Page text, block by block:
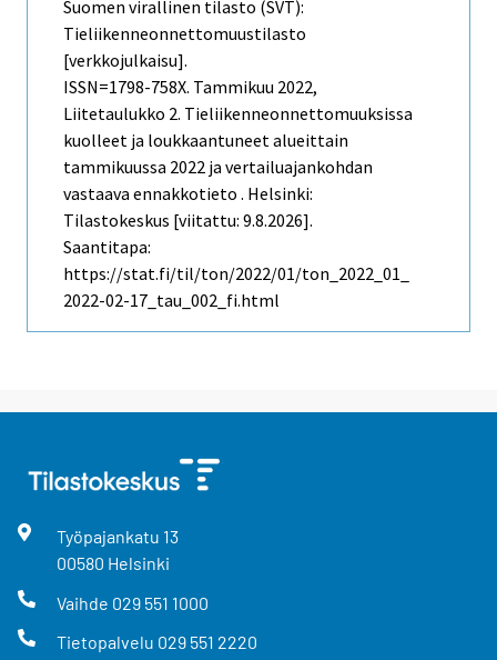
Suomen virallinen tilasto (SVT):
Tieliikenneonnettomuustilasto
[verkkojulkaisu].
ISSN=1798-758X. Tammikuu 2022,
Liitetaulukko 2. Tieliikenneonnettomuuksissa
kuolleet ja loukkaantuneet alueittain
tammikuussa 2022 ja vertailuajankohdan
vastaava ennakkotieto . Helsinki:
Tilastokeskus [viitattu: 9.8.2026].
Saantitapa:
https://stat.fi/til/ton/2022/01/ton_2022_01_
2022-02-17_tau_002_fi.html
Työpajankatu 13
00580 Helsinki
Vaihde 029 551 1000
Tietopalvelu 029 551 2220